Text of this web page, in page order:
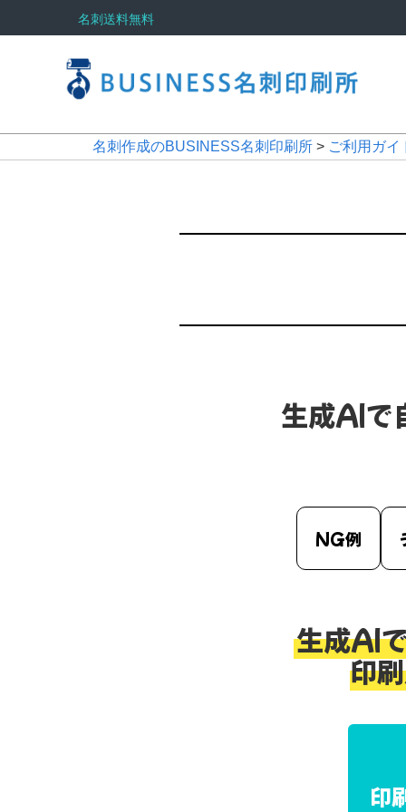
名刺送料無料
名刺作成のBUSINESS名刺印刷所 > ご利用ガイ
生成AIで
NG例
生成AI
印
印